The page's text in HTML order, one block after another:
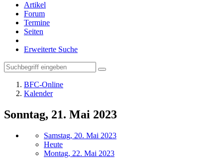
Artikel
Forum
Termine
Seiten
Erweiterte Suche
BFC-Online
Kalender
Sonntag, 21. Mai 2023
Samstag, 20. Mai 2023
Heute
Montag, 22. Mai 2023